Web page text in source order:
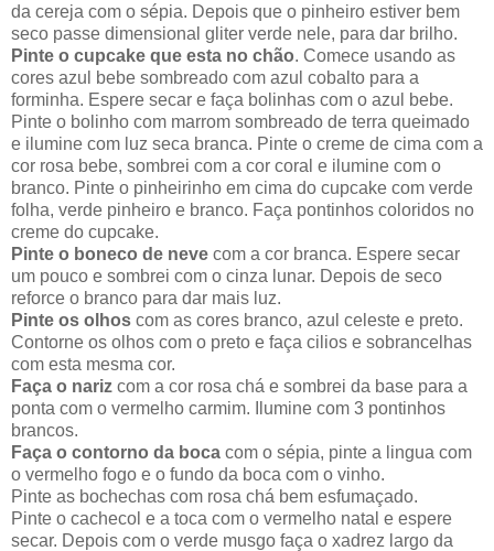
da cereja com o sépia. Depois que o pinheiro estiver bem
seco passe dimensional gliter verde nele, para dar brilho.
Pinte o cupcake que esta no chão. Comece usando as
cores azul bebe sombreado com azul cobalto para a
forminha. Espere secar e faça bolinhas com o azul bebe.
Pinte o bolinho com marrom sombreado de terra queimado
e ilumine com luz seca branca. Pinte o creme de cima com a
cor rosa bebe, sombrei com a cor coral e ilumine com o
branco. Pinte o pinheirinho em cima do cupcake com verde
folha, verde pinheiro e branco. Faça pontinhos coloridos no
creme do cupcake.
Pinte o boneco de neve com a cor branca. Espere secar
um pouco e sombrei com o cinza lunar. Depois de seco
reforce o branco para dar mais luz.
Pinte os olhos com as cores branco, azul celeste e preto.
Contorne os olhos com o preto e faça cilios e sobrancelhas
com esta mesma cor.
Faça o nariz com a cor rosa chá e sombrei da base para a
ponta com o vermelho carmim. Ilumine com 3 pontinhos
brancos.
Faça o contorno da boca com o sépia, pinte a lingua com
o vermelho fogo e o fundo da boca com o vinho.
Pinte as bochechas com rosa chá bem esfumaçado.
Pinte o cachecol e a toca com o vermelho natal e espere
secar. Depois com o verde musgo faça o xadrez largo da